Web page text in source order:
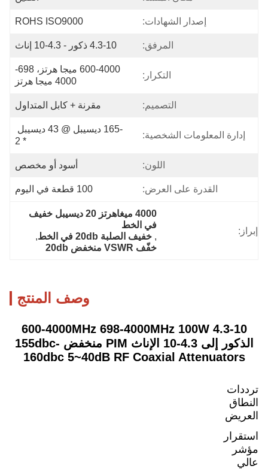
إصدار الشهادات: ROHS ISO9000
المرفق: 4.3-10 ذكور - 4.3-10 إناث
التكرار:
600-4000 ميجا هرتز، 698-
4000 ميجا هرتز
التصميم: مقرنة + كابل المتداول
إدارة المعلومات الشخصية:
* 2
اللون: أسود أو مخصص
القدرة على العرض: 100 قطعة في اليوم
إبراز:
في الخط
, خفيف الصلبة 20db في الخط
,
خفّف VSWR منخفض 20db
وصف المنتج
600-4000MHz 698-4000MHz 100W 4.3-10
الذكور إلى 4.3-10 الإناث PIM منخفض -155dbc
160dbc 5~40dB RF Coaxial Attenuators
ترددات
النطاق
العريض
استقرار
مؤشر
عالي